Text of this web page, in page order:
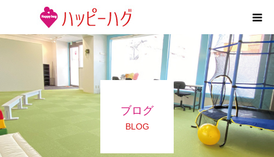
ブログ
BLOG
2つの特徴
5領域支援とお約束